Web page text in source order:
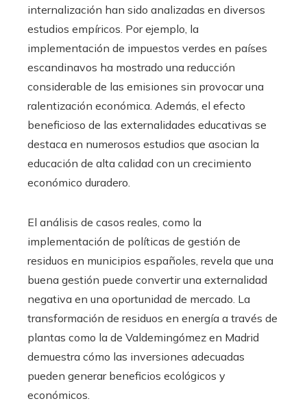
internalización han sido analizadas en diversos
estudios empíricos. Por ejemplo, la
implementación de impuestos verdes en países
escandinavos ha mostrado una reducción
considerable de las emisiones sin provocar una
ralentización económica. Además, el efecto
beneficioso de las externalidades educativas se
destaca en numerosos estudios que asocian la
educación de alta calidad con un crecimiento
económico duradero.
El análisis de casos reales, como la
implementación de políticas de gestión de
residuos en municipios españoles, revela que una
buena gestión puede convertir una externalidad
negativa en una oportunidad de mercado. La
transformación de residuos en energía a través de
plantas como la de Valdemingómez en Madrid
demuestra cómo las inversiones adecuadas
pueden generar beneficios ecológicos y
económicos.